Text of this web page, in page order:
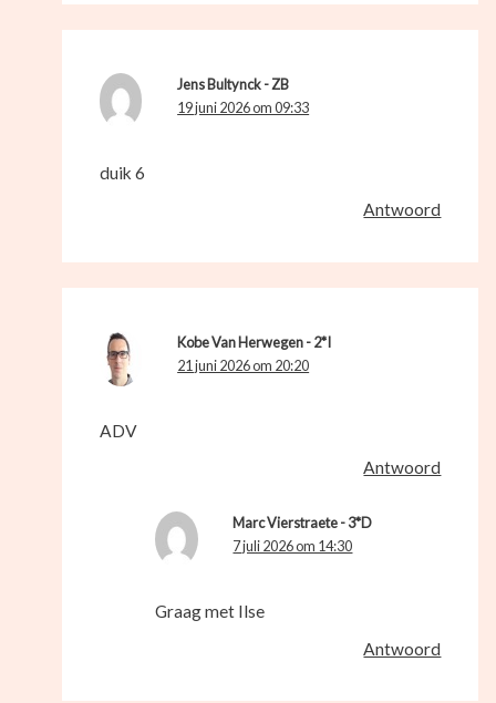
Jens Bultynck - ZB
19 juni 2026 om 09:33
duik 6
Antwoord
Kobe Van Herwegen - 2*I
21 juni 2026 om 20:20
ADV
Antwoord
Marc Vierstraete - 3*D
7 juli 2026 om 14:30
Graag met Ilse
Antwoord